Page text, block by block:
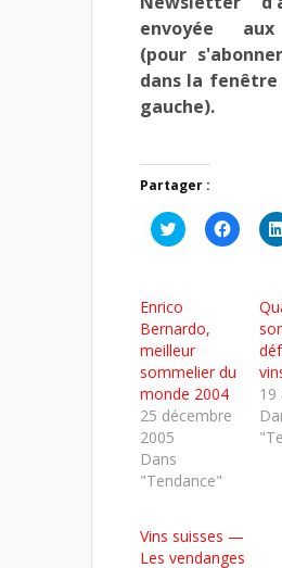
envoyée
(pour
dans la fenêtre
gauche).
Partager :
Cliquez
pour
une
nouvelle
fenêtre)
Cliquez
pour
Enrico
Bernardo,
meilleur
sommelier du
monde 2004
25 décembre
2005
Dans
"Tendance"
19
Vins suisses —
Les vendanges